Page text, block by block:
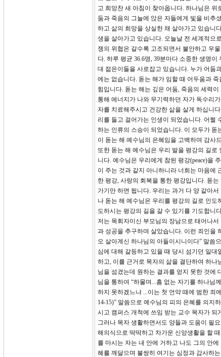
고 희망찬 새 아침이 찾아옵니다. 하나님은
둠과 죽음의 그늘에 앉은 자들에게 빛을 비추
하고 삶의 희망을 상실한 채 살아가고 있습니
생을 살아가고 있습니다. 오늘날 전 세계적으
쟁의 위협은 갈수록 고조되면서 불안하고 우
다. 하루 평균 36.6명, 39분마다 소중한 생명
대 젊은이들을 사로잡고 있습니다. 누가 어둠
에는 없습니다. 돋는 해가 임할 때 어두움과
힘입니다. 돋는 해는 깊은 어둠, 죽음의 세력
통해 에너지가 나와 무기력하던 자가 독수리
자를 치료해주시고 건강한 삶을 살게 하십니
리를 들고 걸어가는 인생이 되었습니다. 어쩔
하는 인류의 스승이 되었습니다. 이 모두가
이 돋는 해 예수님의 은혜임을 고백하며 감사
또한 돋는 해 예수님은 우리 발을 평강의 길
니다. 예수님은 우리에게 참된 평강(peace)을
이 주는 것과 같지 아니하니라 너희는 마음에
한 평강, 사랑의 회복을 통한 평강입니다. 돋
가기만 하면 됩니다. 우리는 과거 다 양 같아
나 돋는 해 예수님은 우리를 평강의 길로 인
도하시는 평강의 길을 갈 수 있기를 기도합니
저는 목회자이신 부모님의 장남으로 태어나
과 성공을 추구하며 살았습니다. 이런 죄인을
오 살아계신 하나님의 아들이시니이다” 말씀
심에 대해 갈등하고 있을 때 당시 섬기던 일
하고, 이를 근거로 목자의 삶을 결단하여 하
님을 섬겼는데 원하는 결과를 얻지 못한 것에
님을 통하여 “하물며...흠 없는 자기를 하나님
하지 못하겠느냐 ...이는 첫 언약 때에 범한 죄
14-15)” 말씀으로 예수님의 피의 은혜를 의지
시고 캠퍼스 개척에 쓰임 받는 교수 목자가 되
그러나 목자 생활하면서도 양들과 도움이 필
해의식으로 딱딱하고 차가운 신앙생활을 할
를 마시는 자는 내 안에 거하고 나도 그의 안
혜를 깨달으며 불쌍히 여기는 심정과 감사하